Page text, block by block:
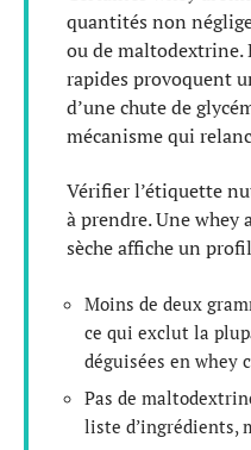
quantités non
ou de maltodextrine.
rapides provoquent
d’une chute de
mécanisme qui
Vérifier l’étiquette
à prendre. Une whey
sèche affiche un
Moins de deux
ce qui exclut la
déguisées en whey
Pas de
liste d’ingrédients,